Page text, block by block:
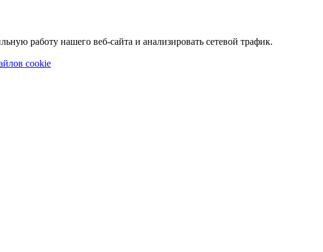
работу нашего веб-сайта и анализировать сетевой трафик.
cookie